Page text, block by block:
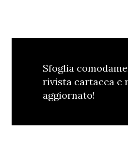
Sfoglia
rivista cartacea e
aggiornato!